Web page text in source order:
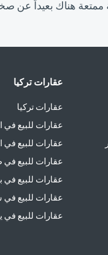
ممتعة هناك بعيداً عن
عقارات تركيا
عقارات تركيا
عقارات للبيع
عقارات للبيع في
عقارات للبيع في
عقارات للبيع في
عقارات للبيع في
عقارات للبيع في